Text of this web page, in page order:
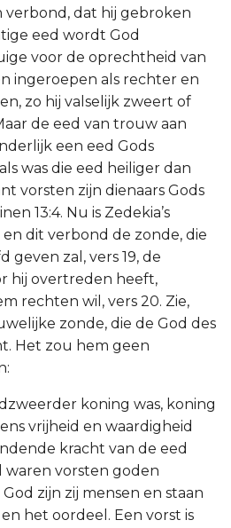
verbond, dat hij gebroken
eed wordt God
voor de oprechtheid van
ingeroepen als rechter en
zo hij valselijk zweert of
de eed van trouw aan
een eed Gods
was die eed heiliger dan
vorsten zijn dienaars Gods
13:4. Nu is Zedekia’s
dit verbond de zonde, die
geven zal, vers 19, de
hij overtreden heeft,
rechten wil, vers 20. Zie,
zonde, die de God des
Het zou hem geen
koning was, koning
vrijheid en waardigheid
kracht van de eed
waren vorsten goden
zijn zij mensen en staan
het oordeel. Een vorst is